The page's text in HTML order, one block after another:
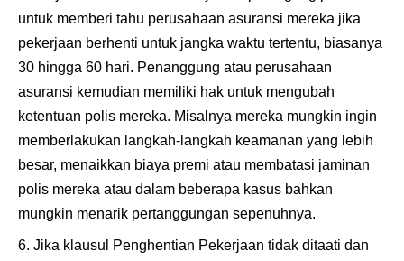
untuk memberi tahu perusahaan asuransi mereka jika
pekerjaan berhenti untuk jangka waktu tertentu, biasanya
30 hingga 60 hari. Penanggung atau perusahaan
asuransi kemudian memiliki hak untuk mengubah
ketentuan polis mereka. Misalnya mereka mungkin ingin
memberlakukan langkah-langkah keamanan yang lebih
besar, menaikkan biaya premi atau membatasi jaminan
polis mereka atau dalam beberapa kasus bahkan
mungkin menarik pertanggungan sepenuhnya.
Jika klausul Penghentian Pekerjaan tidak ditaati dan